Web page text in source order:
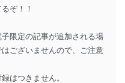
ぞ！！
限定の記事が追加される場
ございませんので、ご注意
はつきません。